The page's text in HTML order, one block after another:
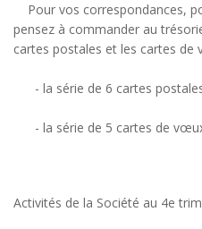
Pour vos correspondances,
pensez à commander au
cartes postales et les cartes de
- la série de 6 cartes
- la série de 5 cartes de
Activités de la Société au 4e